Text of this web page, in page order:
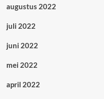
augustus 2022
juli 2022
juni 2022
mei 2022
april 2022